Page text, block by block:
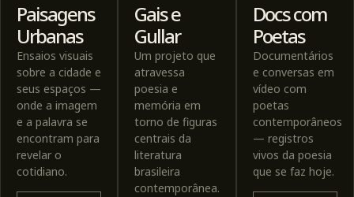
Paisagens
Urbanas
Ensaios visuais
sobre a cidade e
seus espaços —
onde a imagem
e a palavra se
encontram para
revelar o
cotidiano.
Gais e
Gullar
Um projeto que
atravessa
poesia e
memória em
torno de figuras
centrais da
literatura
brasileira
contemporânea.
Docs com
Poetas
Documentários
e conversas em
vídeo com
poetas
contemporâneos
— registros
vivos da poesia
que se faz hoje.